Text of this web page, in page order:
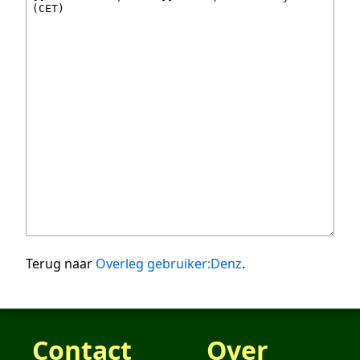
Terug naar Overleg gebruiker:Denz.
Contact Over